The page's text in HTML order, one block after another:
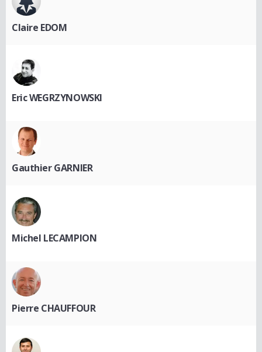
Claire EDOM
Eric WEGRZYNOWSKI
Gauthier GARNIER
Michel LECAMPION
Pierre CHAUFFOUR